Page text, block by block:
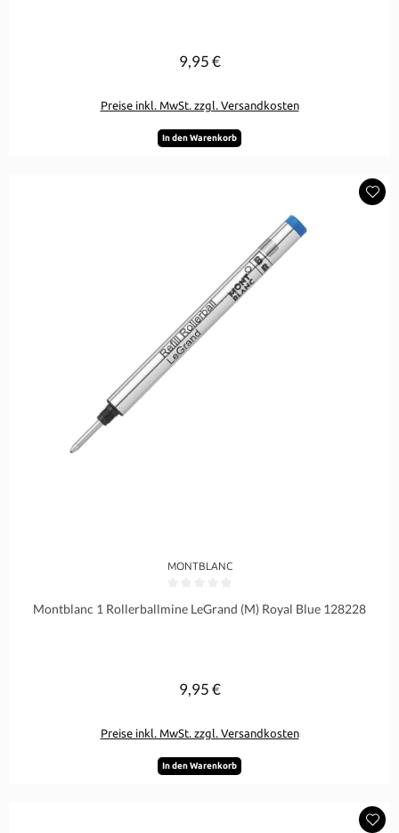
Regulärer Preis:
9,95 €
Preise inkl. MwSt. zzgl. Versandkosten
In den Warenkorb
MONTBLANC
Montblanc 1 Rollerballmine LeGrand (M) Royal Blue 128228
Regulärer Preis:
9,95 €
Preise inkl. MwSt. zzgl. Versandkosten
In den Warenkorb